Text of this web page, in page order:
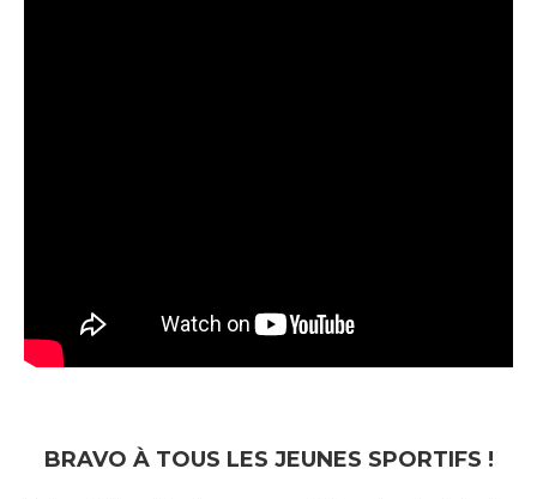
BRAVO À TOUS LES JEUNES SPORTIFS !